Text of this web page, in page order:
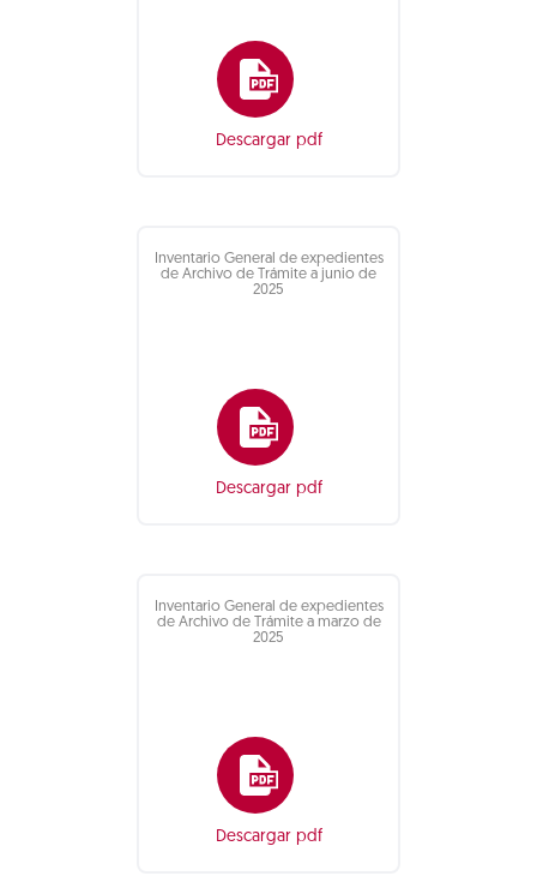
Descargar pdf
Inventario General de expedientes
de Archivo de Trámite a junio de
2025
Descargar pdf
Inventario General de expedientes
de Archivo de Trámite a marzo de
2025
Descargar pdf